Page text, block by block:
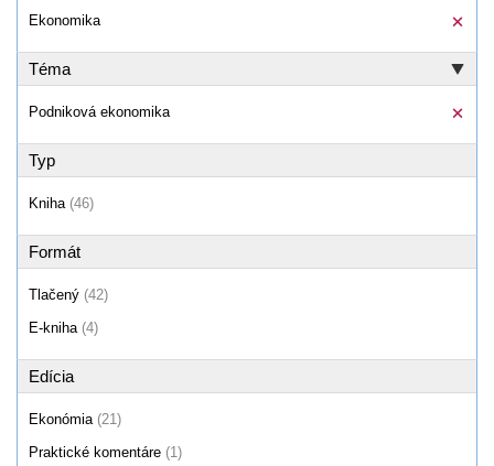
Ekonomika
Téma
Podniková ekonomika
Typ
Kniha (46)
Formát
Tlačený (42)
E-kniha (4)
Edícia
Ekonómia (21)
Praktické komentáre (1)